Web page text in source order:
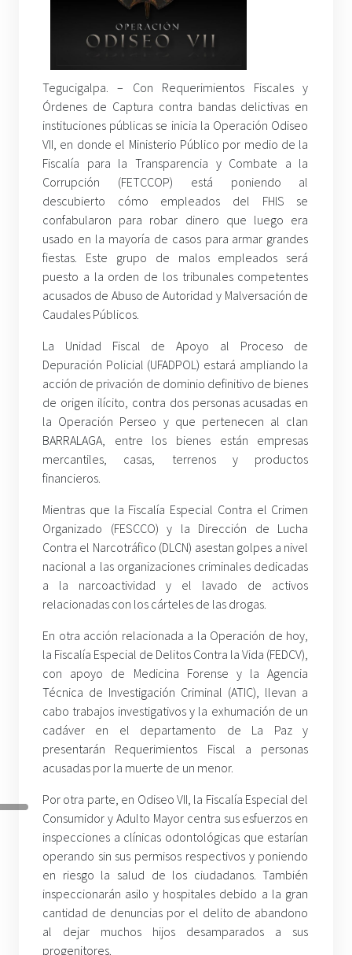
Tegucigalpa. – Con Requerimientos Fiscales y
Órdenes de Captura contra bandas delictivas en
instituciones públicas se inicia la Operación Odiseo
VII, en donde el Ministerio Público por medio de la
Fiscalía para la Transparencia y Combate a la
Corrupción (FETCCOP) está poniendo al
descubierto cómo empleados del FHIS se
confabularon para robar dinero que luego era
usado en la mayoría de casos para armar grandes
fiestas. Este grupo de malos empleados será
puesto a la orden de los tribunales competentes
acusados de Abuso de Autoridad y Malversación de
Caudales Públicos.
La Unidad Fiscal de Apoyo al Proceso de
Depuración Policial (UFADPOL) estará ampliando la
acción de privación de dominio definitivo de bienes
de origen ilícito, contra dos personas acusadas en
la Operación Perseo y que pertenecen al clan
BARRALAGA, entre los bienes están empresas
mercantiles, casas, terrenos y productos
financieros.
Mientras que la Fiscalía Especial Contra el Crimen
Organizado (FESCCO) y la Dirección de Lucha
Contra el Narcotráfico (DLCN) asestan golpes a nivel
nacional a las organizaciones criminales dedicadas
a la narcoactividad y el lavado de activos
relacionadas con los cárteles de las drogas.
En otra acción relacionada a la Operación de hoy,
la Fiscalía Especial de Delitos Contra la Vida (FEDCV),
con apoyo de Medicina Forense y la Agencia
Técnica de Investigación Criminal (ATIC), llevan a
cabo trabajos investigativos y la exhumación de un
cadáver en el departamento de La Paz y
presentarán Requerimientos Fiscal a personas
acusadas por la muerte de un menor.
Por otra parte, en Odiseo VII, la Fiscalía Especial del
Consumidor y Adulto Mayor centra sus esfuerzos en
inspecciones a clínicas odontológicas que estarían
operando sin sus permisos respectivos y poniendo
en riesgo la salud de los ciudadanos. También
inspeccionarán asilo y hospitales debido a la gran
cantidad de denuncias por el delito de abandono
al dejar muchos hijos desamparados a sus
progenitores.